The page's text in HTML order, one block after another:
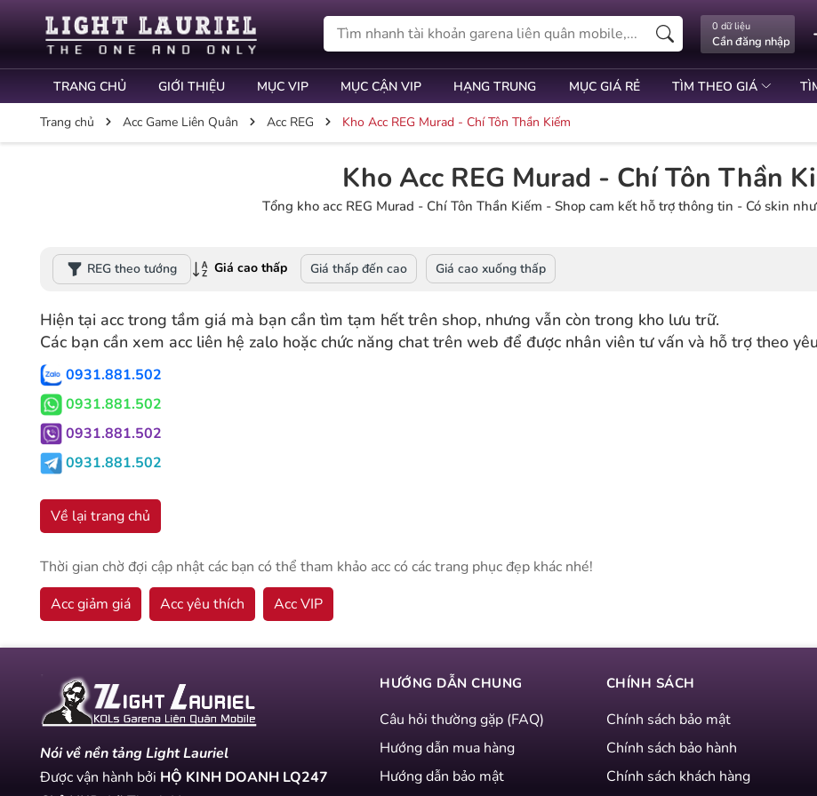
0 dữ liệu
Cần đăng nhập
TRANG CHỦ GIỚI THIỆU MỤC VIP MỤC CẬN VIP HẠNG TRUNG MỤC GIÁ RẺ TÌM THEO GIÁ
Trang chủ Acc Game Liên Quân Acc REG Kho Acc REG Murad - Chí Tôn Thần Kiếm
Kho Acc REG Murad - Chí Tôn Thần
Tổng kho acc REG Murad - Chí Tôn Thần Kiếm - Shop cam kết hỗ trợ thông tin - Có skin
REG theo tướng Giá cao thấp Giá thấp đến cao Giá cao xuống thấp
Hiện tại acc trong tầm giá mà bạn cần tìm tạm hết trên shop, nhưng vẫn còn trong kho lưu trữ.
Các bạn cần xem acc liên hệ zalo hoặc chức năng chat trên web để được nhân viên tư vấn và hỗ trợ theo
0931.881.502
0931.881.502
0931.881.502
0931.881.502
Về lại trang chủ
Thời gian chờ đợi cập nhật các bạn có thể tham khảo acc có các trang phục đẹp khác nhé!
Acc giảm giá
Acc yêu thích Acc VIP
Nói về nền tảng Light Lauriel
Được vận hành bởi HỘ KINH DOANH LQ247
HƯỚNG DẪN CHUNG
Câu hỏi thường gặp (FAQ)
Hướng dẫn mua hàng
Hướng dẫn bảo mật
CHÍNH SÁCH
Chính sách bảo mật
Chính sách bảo hành
Chính sách khách hàng